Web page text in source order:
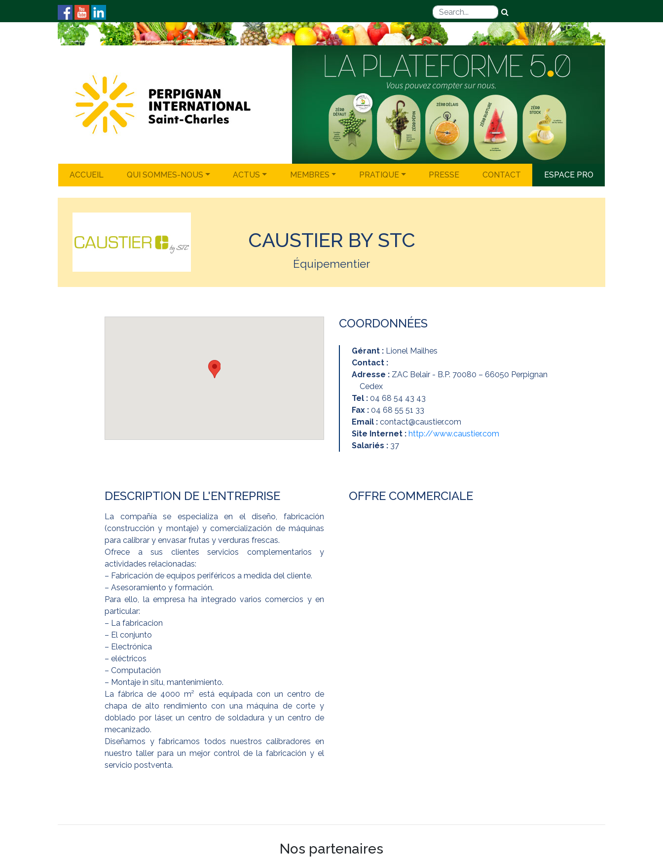
ACCUEIL QUI SOMMES-NOUS ACTUS MEMBRES PRATIQUE PRESSE CONTACT ESPACE PRO
CAUSTIER BY STC
Équipementier
COORDONNÉES
Gérant : Lionel Mailhes
Contact :
Adresse : ZAC Belair - B.P. 70080 – 66050 Perpignan
Cedex
Tel : 04 68 54 43 43
Fax : 04 68 55 51 33
Email : contact@caustier.com
Site Internet : http://www.caustier.com
Salariés : 37
DESCRIPTION DE L'ENTREPRISE
La compañía se especializa en el diseño, fabricación
(construcción y montaje) y comercialización de máquinas
para calibrar y envasar frutas y verduras frescas.
Ofrece a sus clientes servicios complementarios y
actividades relacionadas:
– Fabricación de equipos periféricos a medida del cliente.
– Asesoramiento y formación.
Para ello, la empresa ha integrado varios comercios y en
particular:
– La fabricacion
– El conjunto
– Electrónica
– eléctricos
– Computación
– Montaje in situ, mantenimiento.
La fábrica de 4000 m² está equipada con un centro de
chapa de alto rendimiento con una máquina de corte y
doblado por láser, un centro de soldadura y un centro de
mecanizado.
Diseñamos y fabricamos todos nuestros calibradores en
nuestro taller para un mejor control de la fabricación y el
servicio postventa.
OFFRE COMMERCIALE
Nos partenaires